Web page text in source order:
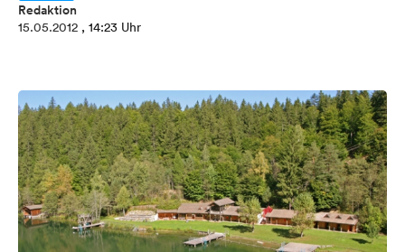
Redaktion
15.05.2012 , 14:23 Uhr